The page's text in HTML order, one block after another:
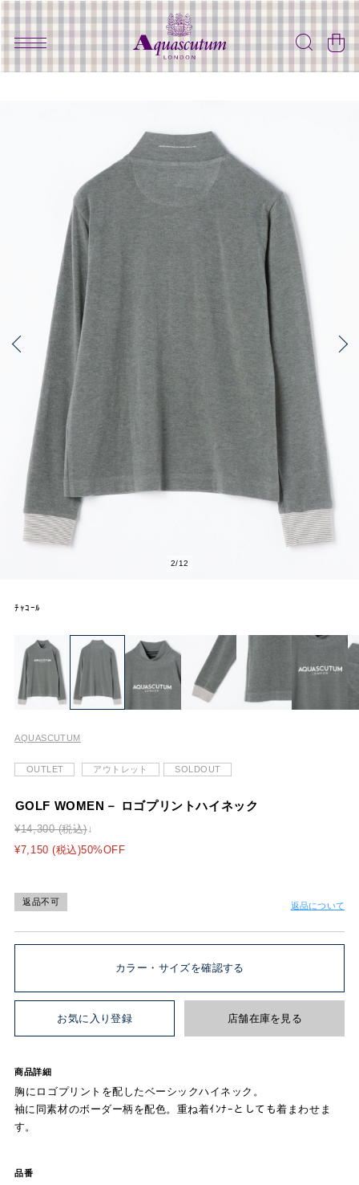
2/12
ﾁｬｺｰﾙ
AQUASCUTUM
OUTLET アウトレット SOLDOUT
GOLF WOMEN－ ロゴプリントハイネック
¥14,300 (税込)
¥7,150 (税込)50%OFF
返品不可 返品について
カラー・サイズを確認する
お気に入り登録 店舗在庫を見る
商品詳細
胸にロゴプリントを配したベーシックハイネック。
袖に同素材のボーダー柄を配色。重ね着ｲﾝﾅｰとしても着まわせま
す。
品番